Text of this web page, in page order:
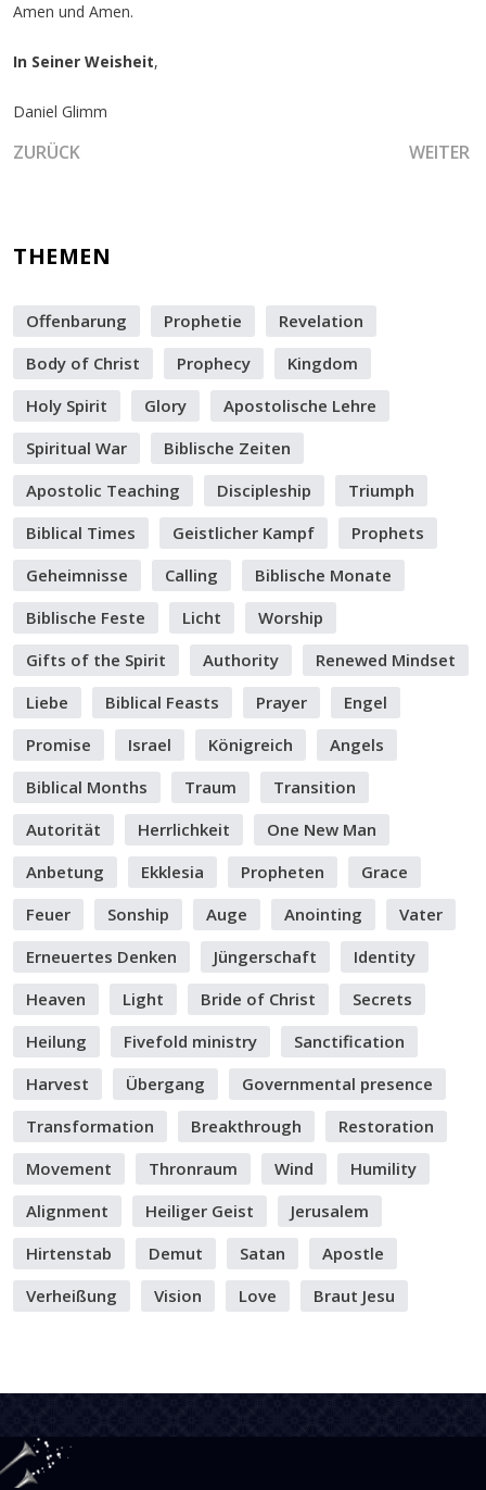
Amen und Amen.
In Seiner Weisheit,
Daniel Glimm
VORHERIGER BEITRAG: DIE ERRICHTUNG EINES
ZURÜCK WEITER
THEMEN
Offenbarung Prophetie
Revelation
Body of Christ
Prophecy
Kingdom
Holy Spirit
Glory
Apostolische Lehre
Spiritual War
Biblische Zeiten
Apostolic Teaching
Discipleship
Triumph
Biblical Times
Geistlicher Kampf
Prophets
Geheimnisse
Calling
Biblische Monate
Biblische Feste
Licht
Worship
Gifts of the Spirit
Authority
Renewed Mindset
Liebe
Biblical Feasts Prayer
Engel
Promise
Israel Königreich
Angels
Biblical Months
Traum
Transition
Autorität
Herrlichkeit
One New Man
Anbetung
Ekklesia Propheten
Grace
Feuer
Sonship Auge Anointing
Vater
Erneuertes Denken
Jüngerschaft
Identity
Heaven
Light Bride of Christ
Secrets
Heilung
Fivefold ministry
Sanctification
Harvest
Übergang
Governmental presence
Transformation
Breakthrough
Restoration
Movement
Thronraum Wind
Humility
Alignment
Heiliger Geist
Jerusalem
Hirtenstab
Demut Satan
Apostle
Verheißung
Vision Love Braut Jesu